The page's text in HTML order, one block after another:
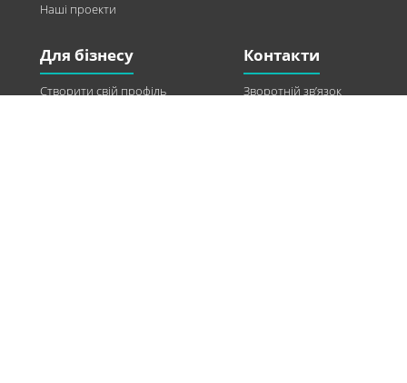
Наші проекти
Для бізнесу
Створити свій профіль
Контакти
Зворотній зв’язок